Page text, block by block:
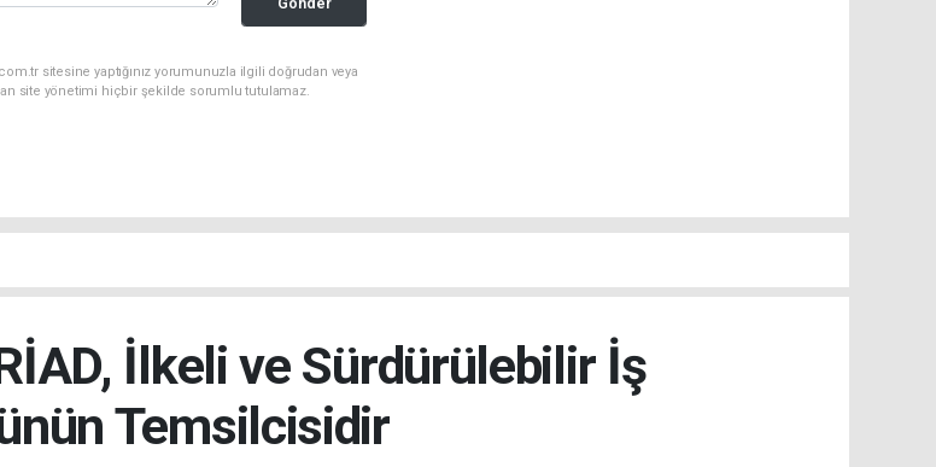
sitesine yaptığınız yorumunuzla ilgili doğrudan veya
site yönetimi hiçbir şekilde sorumlu tutulamaz.
İlkeli ve Sürdürülebilir İş
Temsilcisidir